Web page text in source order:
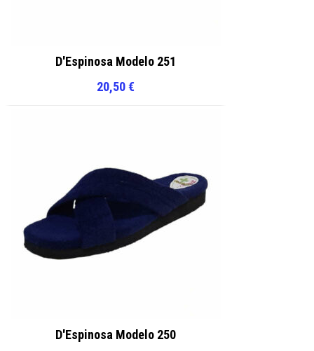
D'Espinosa Modelo 251
20,50€
D'Espinosa Modelo 250